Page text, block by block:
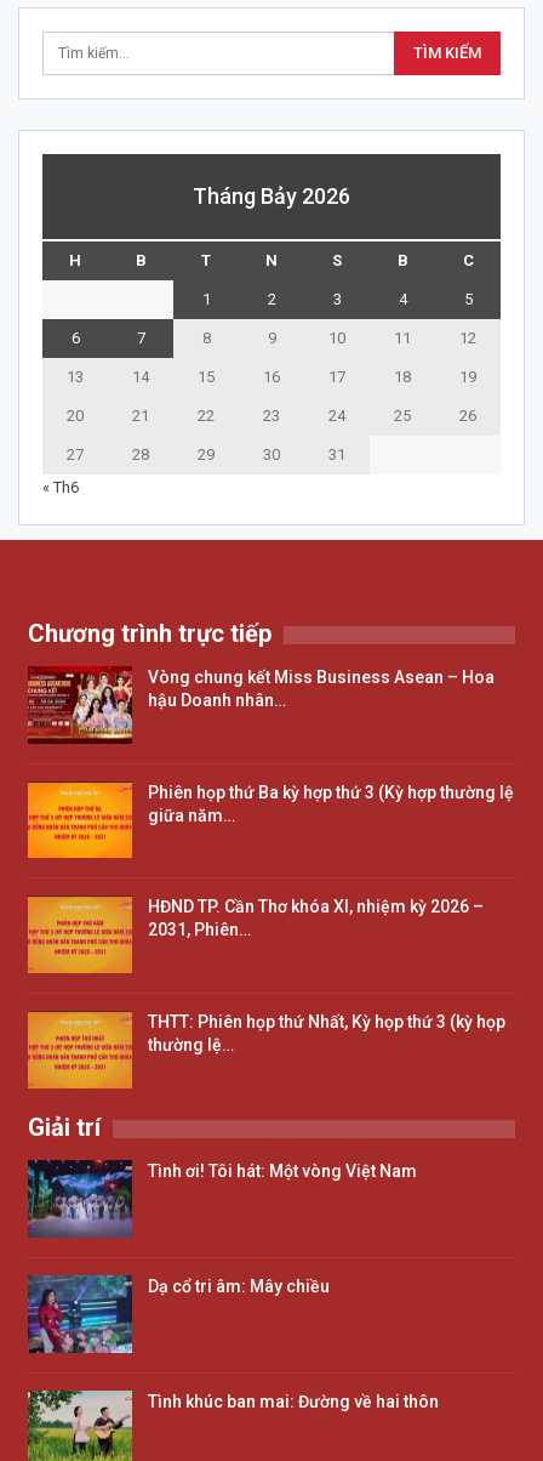
Tháng Bảy 2026
H B T N S B C
1 2 3 4 5
6 7 8 9 10 11 12
13 14 15 16 17 18 19
20 21 22 23 24 25 26
27 28 29 30
31
« Th6
Chương trình trực tiếp
Vòng chung kết Miss Business Asean – Hoa
hậu Doanh nhân…
Phiên họp thứ Ba kỳ hợp thứ 3 (Kỳ hợp thường lệ
giữa năm…
HĐND TP. Cần Thơ khóa XI, nhiệm kỳ 2026 –
2031, Phiên…
THTT: Phiên họp thứ Nhất, Kỳ họp thứ 3 (kỳ họp
thường lệ…
Giải trí
Tình ơi! Tôi hát: Một vòng Việt Nam
Dạ cổ tri âm: Mây chiều
Tình khúc ban mai: Đường về hai thôn